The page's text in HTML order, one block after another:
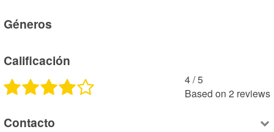
Géneros
Calificación
4 /5
Based on 2 reviews
Contacto